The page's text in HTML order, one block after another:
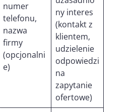
numer
telefonu,
nazwa
firmy
(opcjonalni
e)
ny interes
(kontakt z
klientem,
udzielenie
odpowiedzi
na
zapytanie
ofertowe)